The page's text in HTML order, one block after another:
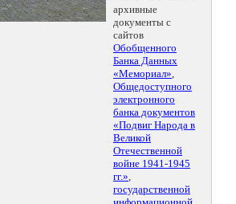
архивные
документы с
сайтов
Обобщенного
Банка Данных
«Мемориал»,
Общедоступного
электронного
банка документов
«Подвиг Народа в
Великой
Отечественной
войне 1941-1945
гг.»,
государственной